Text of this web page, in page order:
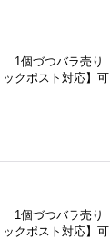
個づつバラ売り
クポスト対応】可
個づつバラ売り
クポスト対応】可